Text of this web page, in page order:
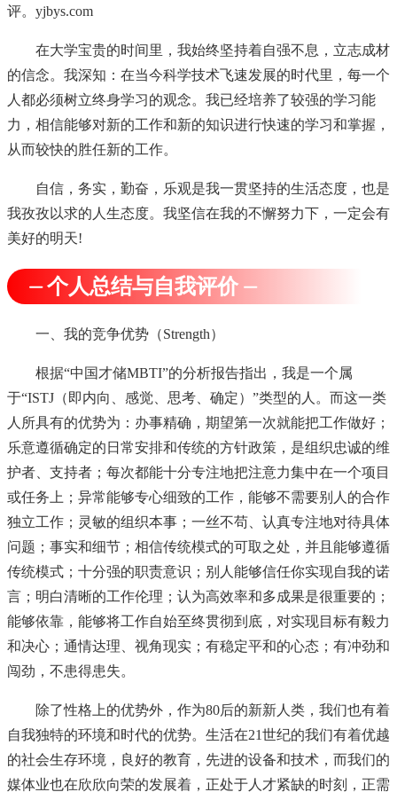
评。yjbys.com
在大学宝贵的时间里，我始终坚持着自强不息，立志成材
的信念。我深知：在当今科学技术飞速发展的时代里，每一个
人都必须树立终身学习的观念。我已经培养了较强的学习能
力，相信能够对新的工作和新的知识进行快速的学习和掌握，
从而较快的胜任新的工作。
自信，务实，勤奋，乐观是我一贯坚持的生活态度，也是
我孜孜以求的人生态度。我坚信在我的不懈努力下，一定会有
美好的明天!
⏤ 个人总结与自我评价 ⏤
一、我的竞争优势（Strength）
根据“中国才储MBTI”的分析报告指出，我是一个属
于“ISTJ（即内向、感觉、思考、确定）”类型的人。而这一类
人所具有的优势为：办事精确，期望第一次就能把工作做好；
乐意遵循确定的日常安排和传统的方针政策，是组织忠诚的维
护者、支持者；每次都能十分专注地把注意力集中在一个项目
或任务上；异常能够专心细致的工作，能够不需要别人的合作
独立工作；灵敏的组织本事；一丝不苟、认真专注地对待具体
问题；事实和细节；相信传统模式的可取之处，并且能够遵循
传统模式；十分强的职责意识；别人能够信任你实现自我的诺
言；明白清晰的工作伦理；认为高效率和多成果是很重要的；
能够依靠，能够将工作自始至终贯彻到底，对实现目标有毅力
和决心；通情达理、视角现实；有稳定平和的心态；有冲劲和
闯劲，不患得患失。
除了性格上的优势外，作为80后的新新人类，我们也有着
自我独特的环境和时代的优势。生活在21世纪的我们有着优越
的社会生存环境，良好的教育，先进的设备和技术，而我们的
媒体业也在欣欣向荣的发展着，正处于人才紧缺的时刻，正需